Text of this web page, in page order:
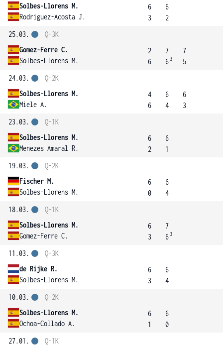
Solbes-Llorens M.
Rodriguez-Acosta J.
6
3
6
2
25.03.
Gomez-Ferre C.
Solbes-Llorens M.
Q-3K
2
6
7
6 3
7
5
24.03.
Solbes-Llorens M.
Miele A.
Q-2K
4
6
6
4
6
3
23.03.
Solbes-Llorens M.
Menezes Amaral R.
Q-1K
6
2
6
1
19.03.
Fischer M.
Solbes-Llorens M.
Q-2K
6
0
6
4
18.03.
Solbes-Llorens M.
Gomez-Ferre C.
Q-1K
6
3
7
6 3
11.03.
de Rijke R.
Solbes-Llorens M.
Q-3K
6
3
6
4
10.03.
Solbes-Llorens M.
Ochoa-Collado A.
Q-2K
6
1
6
0
27.01.
Q-1K